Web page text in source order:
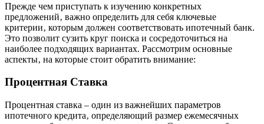
Прежде чем приступать к изучению конкретных
предложений‚ важно определить для себя ключевые
критерии‚ которым должен соответствовать ипотечный банк.
Это позволит сузить круг поиска и сосредоточиться на
наиболее подходящих вариантах. Рассмотрим основные
аспекты‚ на которые стоит обратить внимание:
Процентная Ставка
Процентная ставка – один из важнейших параметров
ипотечного кредита‚ определяющий размер ежемесячных